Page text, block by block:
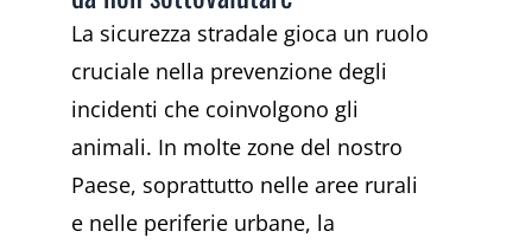
La sicurezza stradale gioca un ruolo
cruciale nella prevenzione degli
incidenti che coinvolgono gli
animali. In molte zone del nostro
Paese, soprattutto nelle aree rurali
e nelle periferie urbane, la